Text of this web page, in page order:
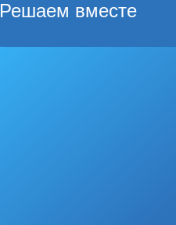
Решаем вместе